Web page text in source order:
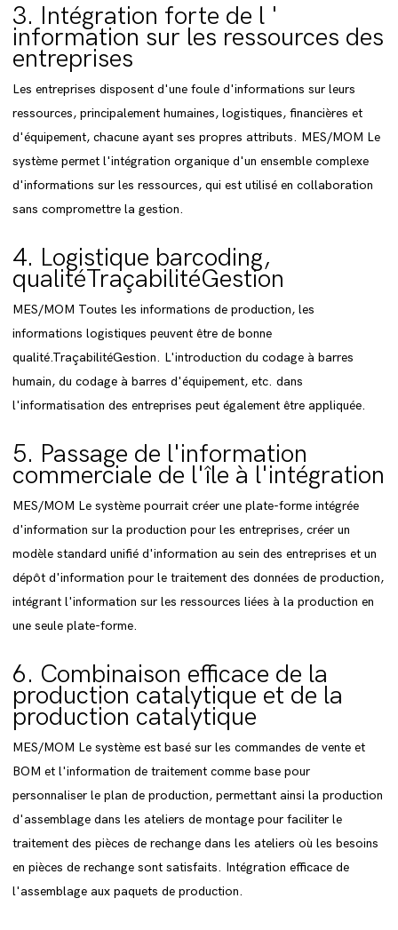
3. Intégration forte de l '
information sur les ressources des
entreprises
Les entreprises disposent d'une foule d'informations sur leurs
ressources, principalement humaines, logistiques, financières et
d'équipement, chacune ayant ses propres attributs. MES/MOM Le
système permet l'intégration organique d'un ensemble complexe
d'informations sur les ressources, qui est utilisé en collaboration
sans compromettre la gestion.
4. Logistique barcoding,
qualitéTraçabilitéGestion
MES/MOM Toutes les informations de production, les
informations logistiques peuvent être de bonne
qualité.TraçabilitéGestion. L'introduction du codage à barres
humain, du codage à barres d'équipement, etc. dans
l'informatisation des entreprises peut également être appliquée.
5. Passage de l'information
commerciale de l'île à l'intégration
MES/MOM Le système pourrait créer une plate-forme intégrée
d'information sur la production pour les entreprises, créer un
modèle standard unifié d'information au sein des entreprises et un
dépôt d'information pour le traitement des données de production,
intégrant l'information sur les ressources liées à la production en
une seule plate-forme.
6. Combinaison efficace de la
production catalytique et de la
production catalytique
MES/MOM Le système est basé sur les commandes de vente et
BOM et l'information de traitement comme base pour
personnaliser le plan de production, permettant ainsi la production
d'assemblage dans les ateliers de montage pour faciliter le
traitement des pièces de rechange dans les ateliers où les besoins
en pièces de rechange sont satisfaits. Intégration efficace de
l'assemblage aux paquets de production.